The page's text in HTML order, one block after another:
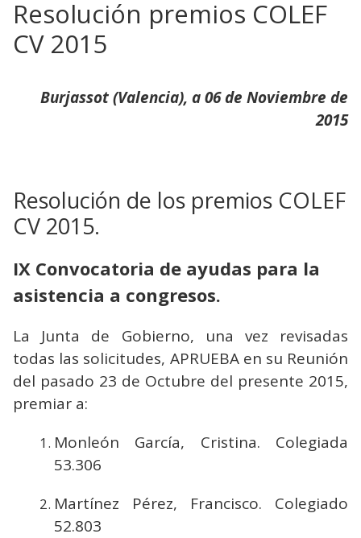
Resolución premios COLEF
CV 2015
Burjassot (Valencia), a 06 de Noviembre de
2015
Resolución de los premios COLEF
CV 2015.
IX Convocatoria de ayudas para la
asistencia a congresos.
La Junta de Gobierno, una vez revisadas
todas las solicitudes, APRUEBA en su Reunión
del pasado 23 de Octubre del presente 2015,
premiar a:
Monleón García, Cristina. Colegiada
53.306
Martínez Pérez, Francisco. Colegiado
52.803